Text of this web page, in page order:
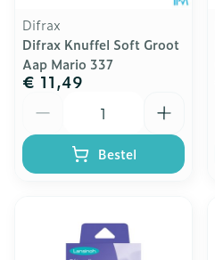
Difrax
Difrax Knuffel Soft Groot
Aap Mario 337
€ 11,49
Bestel